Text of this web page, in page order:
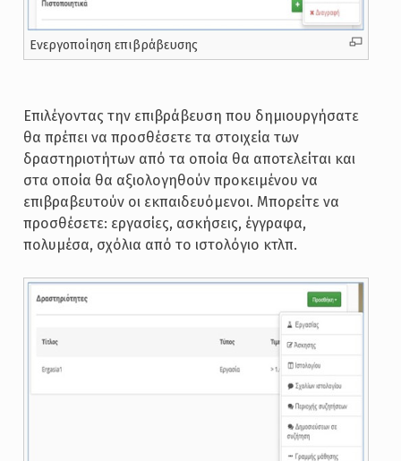
Ενεργοποίηση επιβράβευσης
Επιλέγοντας την επιβράβευση που δημιουργήσατε
θα πρέπει να προσθέσετε τα στοιχεία των
δραστηριοτήτων από τα οποία θα αποτελείται και
στα οποία θα αξιολογηθούν προκειμένου να
επιβραβευτούν οι εκπαιδευόμενοι. Μπορείτε να
προσθέσετε: εργασίες, ασκήσεις, έγγραφα,
πολυμέσα, σχόλια από το ιστολόγιο κτλπ.